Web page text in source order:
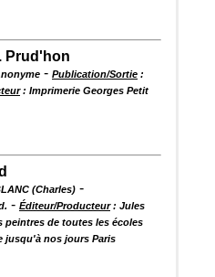
Prud'hon
- Publication/Sortie :
: Imprimerie Georges Petit
(Charles) -
- Éditeur/Producteur: Jules
peintres de toutes les écoles
jusqu'à nos jours Paris